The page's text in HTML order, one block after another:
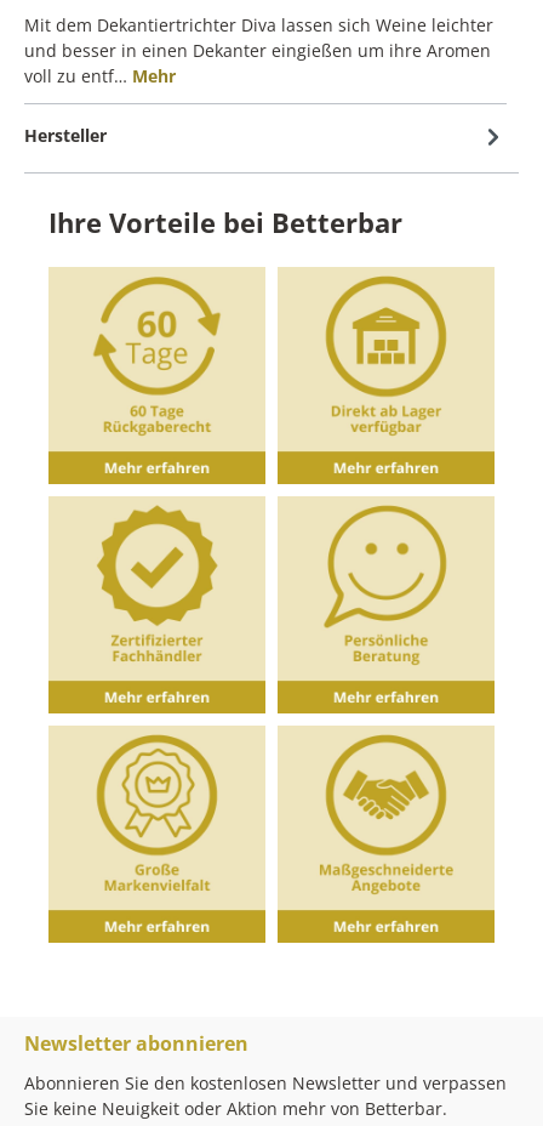
Mit dem Dekantiertrichter Diva lassen sich Weine leichter
und besser in einen Dekanter eingießen um ihre Aromen
voll zu entf… Mehr
Hersteller
Ihre Vorteile bei Betterbar
Newsletter abonnieren
Abonnieren Sie den kostenlosen Newsletter und verpassen
Sie keine Neuigkeit oder Aktion mehr von Betterbar.